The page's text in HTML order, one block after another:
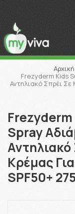
Αρχική
Frezyderm Kids
Αντηλιακό Σπρέι
Spray
Κρέμας
SPF50+